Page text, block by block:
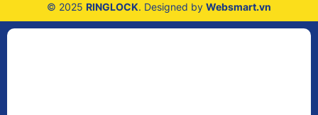
© 2025 RINGLOCK. Designed by Websmart.vn